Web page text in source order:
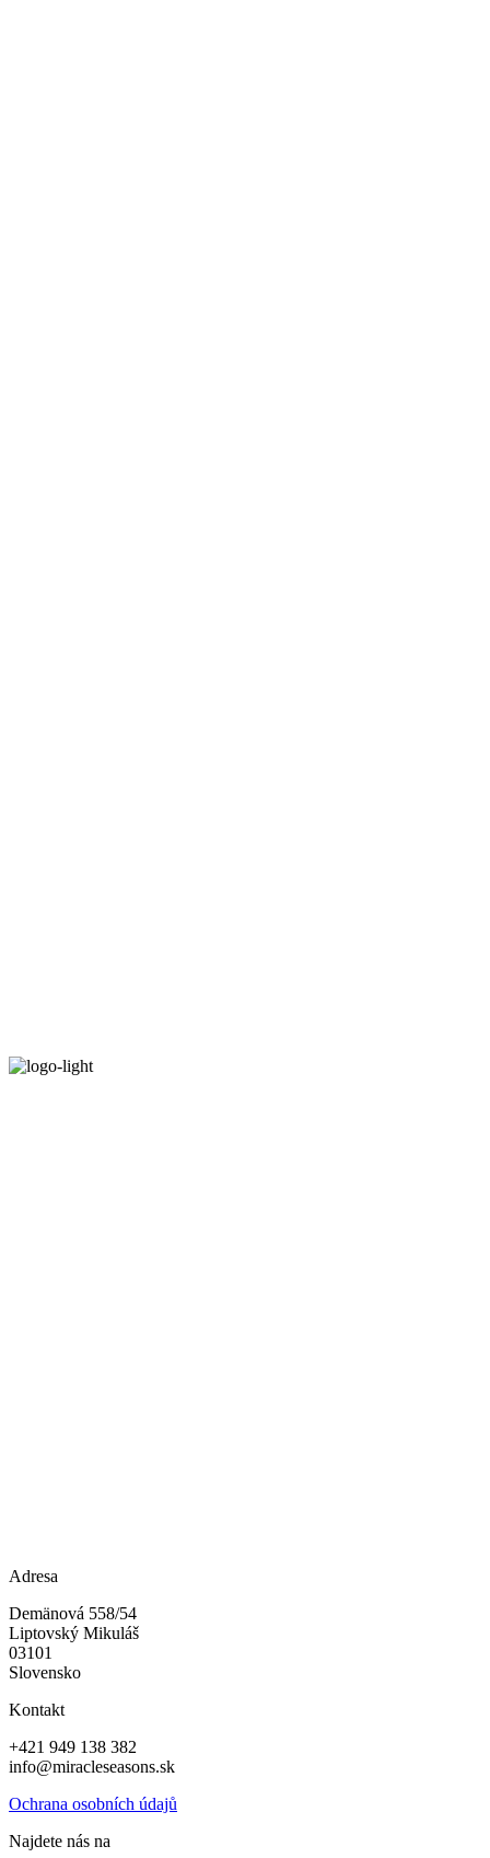
Adresa
Demänová 558/54
Liptovský Mikuláš
03101
Slovensko
Kontakt
+421 949 138 382
info@miracleseasons.sk
Ochrana osobních údajů
Najdete nás na